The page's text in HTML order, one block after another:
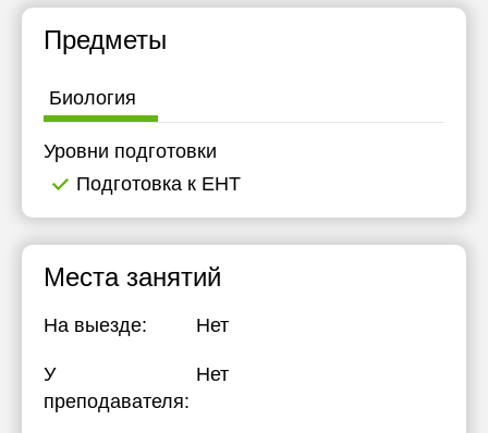
Предметы
Биология
Уровни подготовки
Подготовка к ЕНТ
Места занятий
На выезде: Нет
У
преподавателя:
Нет